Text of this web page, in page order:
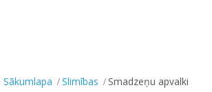
Sākumlapa Slimības Smadzeņu apvalki